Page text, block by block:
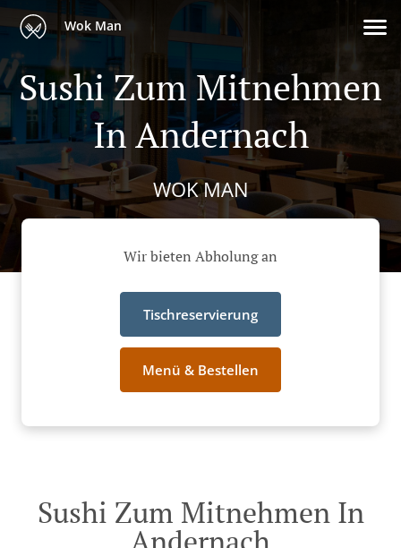
Wok Man
Sushi Zum Mitnehmen
In Andernach
WOK MAN
Wir bieten Abholung an
Tischreservierung
Menü & Bestellen
Sushi Zum Mitnehmen In